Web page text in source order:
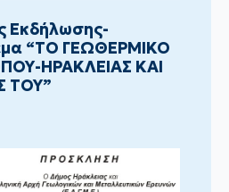
Εκδήλωσης-
“ΤΟ ΓΕΩΘΕΡΜΙΚΟ
ΗΡΑΚΛΕΙΑΣ ΚΑΙ
ΤΟΥ”